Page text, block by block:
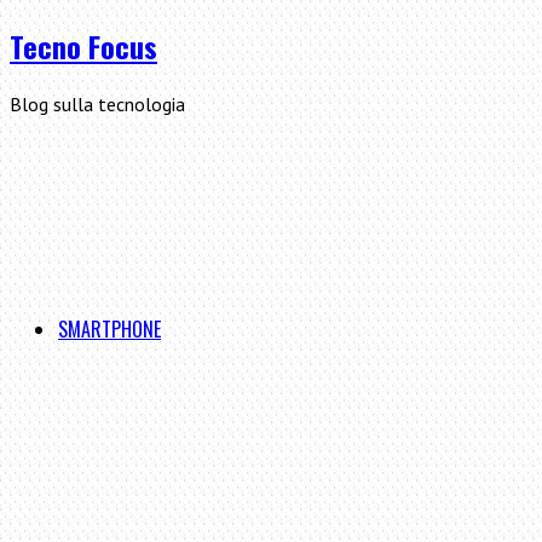
Tecno Focus
Blog sulla tecnologia
SMARTPHONE